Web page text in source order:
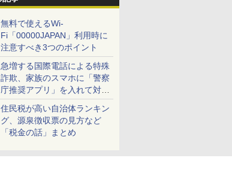
無料で使えるWi-
Fi「00000JAPAN」利用時に
注意すべき3つのポイント
急増する国際電話による特殊
詐欺、家族のスマホに「警察
庁推奨アプリ」を入れて対策
しよう！
住民税が高い自治体ランキン
グ、源泉徴収票の見方など
「税金の話」まとめ